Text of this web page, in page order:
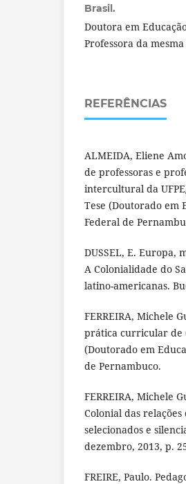
Brasil.
Doutora em
Professora da
REFERÊNCIAS
ALMEIDA, Eliene
de professoras e
intercultural da
Tese (Doutorado em
Federal de
DUSSEL, E. Europa,
A Colonialidade do
latino-americanas.
FERREIRA, Michele
prática curricular de
(Doutorado em
de Pernambuco.
FERREIRA, Michele
Colonial das
selecionados e
dezembro, 2013, p.
FREIRE, Paulo.